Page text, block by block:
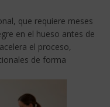
que requiere meses
en el hueso antes de
el proceso,
de forma